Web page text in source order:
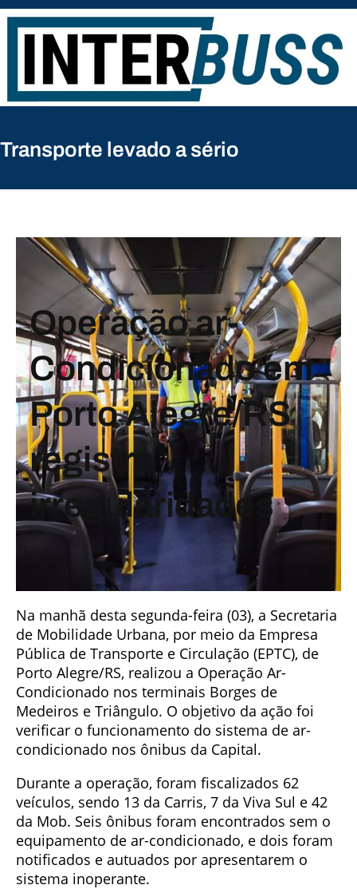
Pular
para
conteúdo
Transporte levado a sério
Operação ar-
Condicionado em
Porto Alegre/RS
registra
irregularidades
Na manhã desta segunda-feira (03), a Secretaria
de Mobilidade Urbana, por meio da Empresa
Pública de Transporte e Circulação (EPTC), de
Porto Alegre/RS, realizou a Operação Ar-
Condicionado nos terminais Borges de
Medeiros e Triângulo. O objetivo da ação foi
verificar o funcionamento do sistema de ar-
condicionado nos ônibus da Capital.
Durante a operação, foram fiscalizados 62
veículos, sendo 13 da Carris, 7 da Viva Sul e 42
da Mob. Seis ônibus foram encontrados sem o
equipamento de ar-condicionado, e dois foram
notificados e autuados por apresentarem o
sistema inoperante.